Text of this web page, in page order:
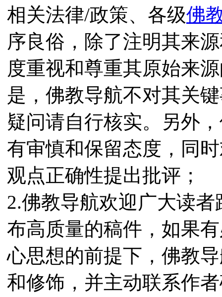
相关法律/政策、各级佛
序良俗，除了注明其来
度重视和尊重其原始来
是，佛教导航不对其关
疑问请自行核实。另外
有审慎和保留态度，同
观点正确性提出批评；
2.佛教导航欢迎广大读
布高质量的稿件，如果
心思想的前提下，佛教
和修饰，并主动联系作